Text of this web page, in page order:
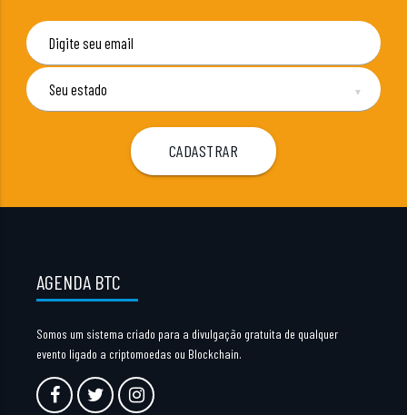
▼
AGENDA BTC
Somos um sistema criado para a divulgação gratuita de qualquer
evento ligado a criptomoedas ou Blockchain.